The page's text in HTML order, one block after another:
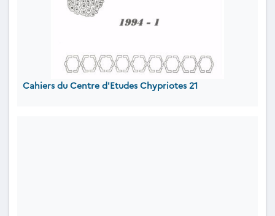
Cahiers du Centre d'Etudes Chypriotes 21